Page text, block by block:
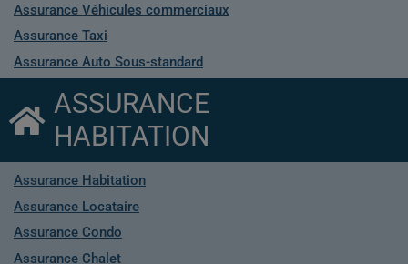
Assurance Véhicules commerciaux
Assurance Taxi
Assurance Auto Sous-standard
ASSURANCE
HABITATION
Assurance Habitation
Assurance Locataire
Assurance Condo
Assurance Chalet